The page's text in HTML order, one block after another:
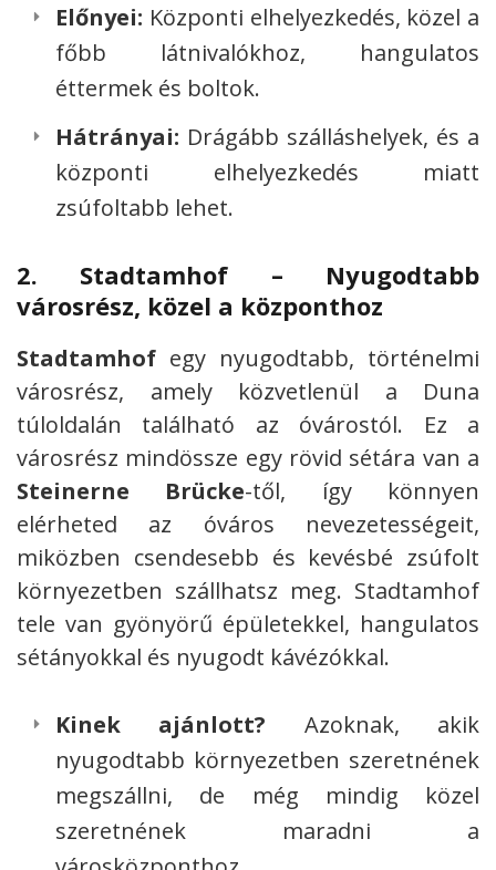
Előnyei: Központi elhelyezkedés, közel a
főbb látnivalókhoz, hangulatos
éttermek és boltok.
Hátrányai: Drágább szálláshelyek, és a
központi elhelyezkedés miatt
zsúfoltabb lehet.
2. Stadtamhof – Nyugodtabb
városrész, közel a központhoz
Stadtamhof egy nyugodtabb, történelmi
városrész, amely közvetlenül a Duna
túloldalán található az óvárostól. Ez a
városrész mindössze egy rövid sétára van a
Steinerne Brücke-től, így könnyen
elérheted az óváros nevezetességeit,
miközben csendesebb és kevésbé zsúfolt
környezetben szállhatsz meg. Stadtamhof
tele van gyönyörű épületekkel, hangulatos
sétányokkal és nyugodt kávézókkal.
Kinek ajánlott? Azoknak, akik
nyugodtabb környezetben szeretnének
megszállni, de még mindig közel
szeretnének maradni a